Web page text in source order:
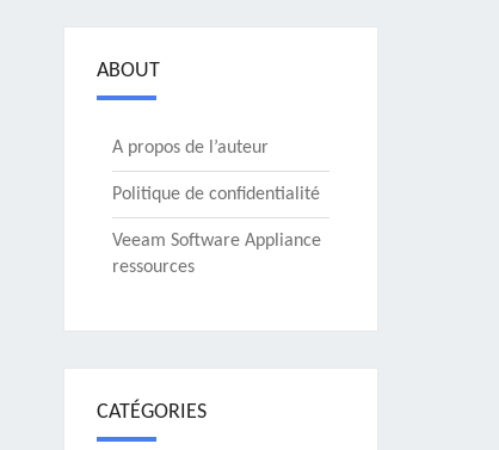
ABOUT
A propos de l’auteur
Politique de confidentialité
Veeam Software Appliance
ressources
CATÉGORIES